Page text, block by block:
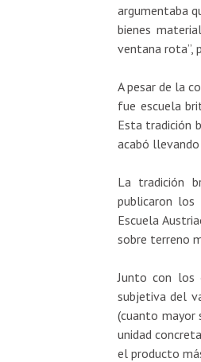
argumentaba
bienes
ventana rota”,
A pesar de la
fue escuela
Esta tradición
acabó
La tradición
publicaron los
Escuela
sobre terreno
Junto con los
subjetiva del
(cuanto mayor
unidad
el producto